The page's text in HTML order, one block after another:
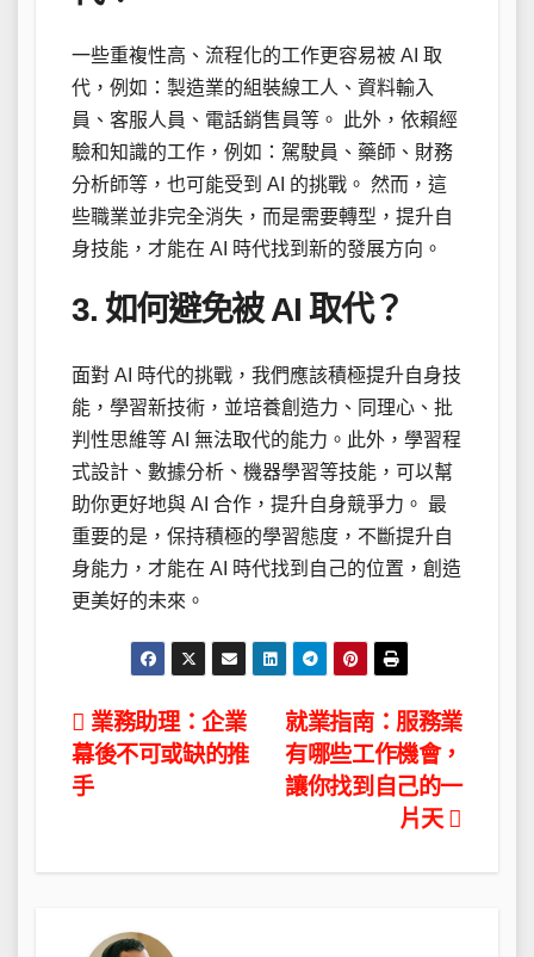
一些重複性高、流程化的工作更容易被 AI 取
代，例如：製造業的組裝線工人、資料輸入
員、客服人員、電話銷售員等。 此外，依賴經
驗和知識的工作，例如：駕駛員、藥師、財務
分析師等，也可能受到 AI 的挑戰。 然而，這
些職業並非完全消失，而是需要轉型，提升自
身技能，才能在 AI 時代找到新的發展方向。
3. 如何避免被 AI 取代？
面對 AI 時代的挑戰，我們應該積極提升自身技
能，學習新技術，並培養創造力、同理心、批
判性思維等 AI 無法取代的能力。此外，學習程
式設計、數據分析、機器學習等技能，可以幫
助你更好地與 AI 合作，提升自身競爭力。 最
重要的是，保持積極的學習態度，不斷提升自
身能力，才能在 AI 時代找到自己的位置，創造
更美好的未來。
文
章
覽
就業指南：服務業
有哪些工作機會，
讓你找到自己的一
片天
業務助理：企業
幕後不可或缺的推
手